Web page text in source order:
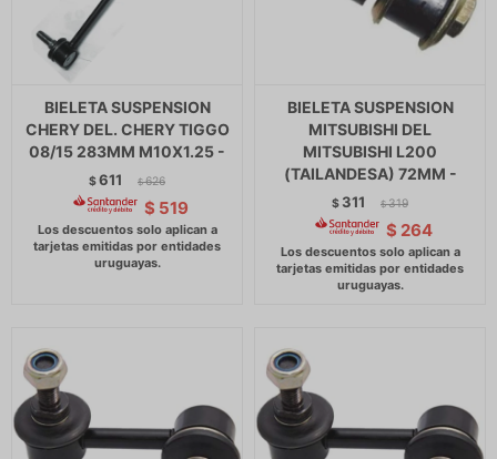
BIELETA SUSPENSION
CHERY DEL. CHERY TIGGO
08/15 283MM M10X1.25 -
$611 $ 626
$ 519
BIELETA SUSPENSION
MITSUBISHI DEL
MITSUBISHI L200
(TAILANDESA) 72MM -
$ 311 $ 319
$ 264